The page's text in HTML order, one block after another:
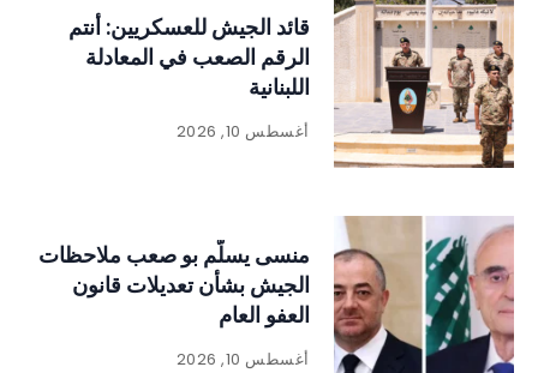
قائد الجيش للعسكريين: أنتم
الرقم الصعب في المعادلة
اللبنانية
أغسطس 10, 2026
منسى يسلّم بو صعب ملاحظات
الجيش بشأن تعديلات قانون
العفو العام
أغسطس 10, 2026